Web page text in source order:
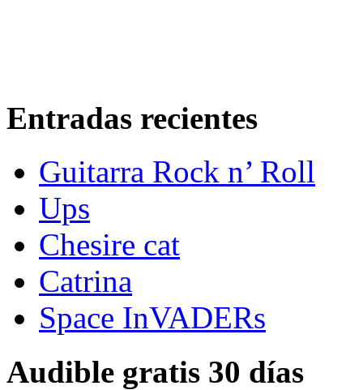
Entradas recientes
Guitarra Rock n’ Roll
Ups
Chesire cat
Catrina
Space InVADERs
Audible gratis 30 días